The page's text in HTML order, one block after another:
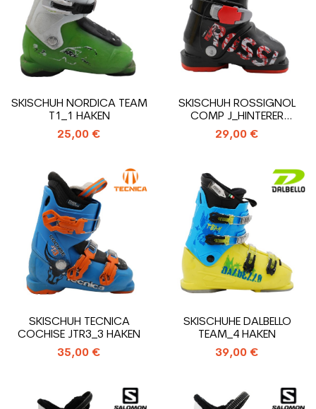
SKISCHUH NORDICA TEAM
T1_1 HAKEN
25,00 €
SKISCHUH ROSSIGNOL
COMP J_HINTERER
EINSTIEGS
29,00 €
SKISCHUH TECNICA
COCHISE JTR3_3 HAKEN
35,00 €
SKISCHUHE DALBELLO
TEAM_4 HAKEN
39,00 €